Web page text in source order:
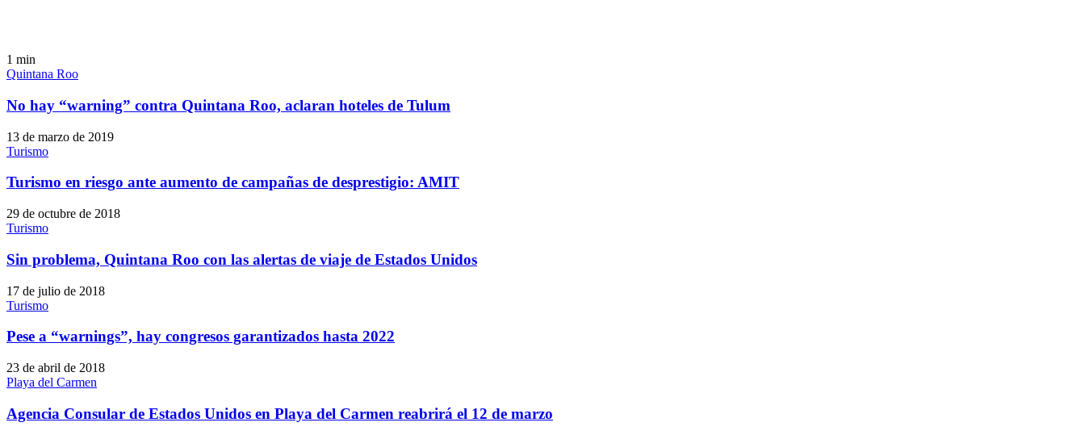
1 min
Quintana Roo
No hay “warning” contra Quintana Roo, aclaran hoteles de Tulum
13 de marzo de 2019
Turismo
Turismo en riesgo ante aumento de campañas de desprestigio: AMIT
29 de octubre de 2018
Turismo
Sin problema, Quintana Roo con las alertas de viaje de Estados Unidos
17 de julio de 2018
Turismo
Pese a “warnings”, hay congresos garantizados hasta 2022
23 de abril de 2018
Playa del Carmen
Agencia Consular de Estados Unidos en Playa del Carmen reabrirá el 12 de marzo